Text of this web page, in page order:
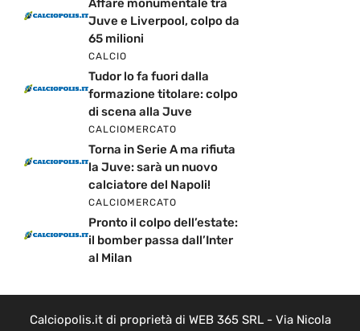
Affare monumentale tra
Juve e Liverpool, colpo da
65 milioni
CALCIO
Tudor lo fa fuori dalla
formazione titolare: colpo
di scena alla Juve
CALCIOMERCATO
Torna in Serie A ma rifiuta
la Juve: sarà un nuovo
calciatore del Napoli!
CALCIOMERCATO
Pronto il colpo dell’estate:
il bomber passa dall’Inter
al Milan
Calciopolis.it di proprietà di WEB 365 SRL - Via Nicola